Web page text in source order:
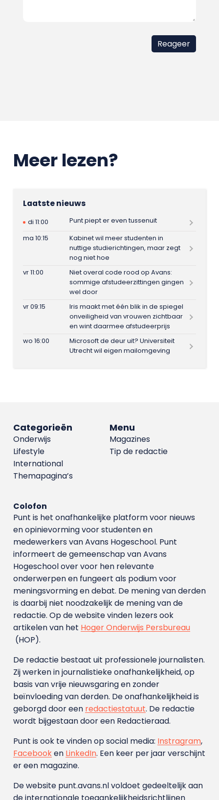
Meer lezen?
Laatste nieuws
di 11:00
Punt piept er even tussenuit
ma 10:15
Kabinet wil meer studenten in
nuttige studierichtingen, maar zegt
nog niet hoe
vr 11:00
Niet overal code rood op Avans:
sommige afstudeerzittingen gingen
wel door
vr 09:15
Iris maakt met één blik in de spiegel
onveiligheid van vrouwen zichtbaar
en wint daarmee afstudeerprijs
wo 16:00
Microsoft de deur uit? Universiteit
Utrecht wil eigen mailomgeving
Menu
Magazines
Tip de redactie
Categorieën
Onderwijs
Lifestyle
International
Themapagina’s
Colofon
Punt is het onafhankelijke platform voor nieuws
en opinievorming voor studenten en
medewerkers van Avans Hoge­school. Punt
informeert de gemeenschap van Avans
Hogeschool over voor hen relevante
onderwerpen en fungeert als podium voor
meningsvorming en debat. De mening van derden
is daarbij niet noodzakelijk de mening van de
redactie. Op de website vinden lezers ook
artikelen van het Hoger Onderwijs Persbureau
(HOP).
De redactie bestaat uit professionele journalisten.
Zij werken in journalistieke onafhankelijkheid, op
basis van vrije nieuwsgaring en zonder
beïnvloeding van derden. De onafhankelijkheid is
geborgd door een redactiestatuut. De redactie
wordt bijgestaan door een Redactieraad.
Punt is ook te vinden op social media: Instragram,
Facebooken LinkedIn. Een keer per jaar verschijnt
er een magazine.
De website punt.avans.nl voldoet gedeeltelijk aan
de internationale toegankelijkheidsrichtlijnen